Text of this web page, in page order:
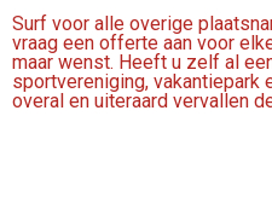
Surf voor alle overige
vraag een offerte aan voor
maar wenst. Heeft u zelf al
sportvereniging, vakantiepark
overal en uiteraard vervallen